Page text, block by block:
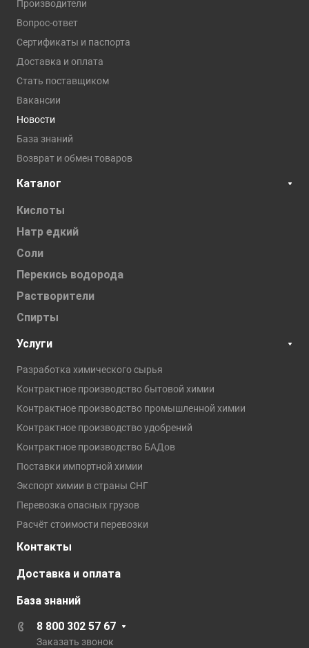
Производители
Вопрос-ответ
Сертификаты и паспорта
Доставка и оплата
Стать поставщиком
Вакансии
Новости
База знаний
Возврат и обмен товаров
Каталог
Кислоты
Натр едкий
Соли
Перекись водорода
Растворители
Спирты
Услуги
Разработка химического сырья
Контрактное производство бытовой химии
Контрактное производство промышленной химии
Контрактное производство удобрений
Контрактное производство БАДов
Поставки импортной химии
Экспорт химии в страны СНГ
Перевозка опасных грузов
Расчёт стоимости перевозки
Контакты
Доставка и оплата
База знаний
8 800 302 57 67
Заказать звонок